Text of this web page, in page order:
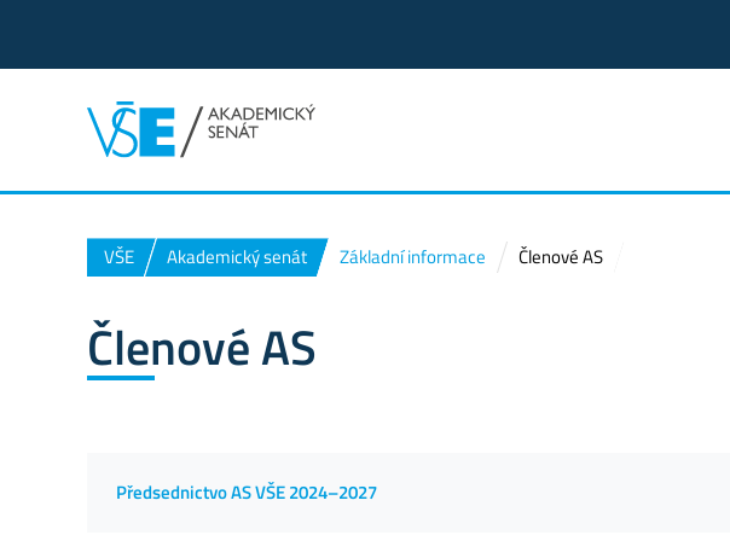
VŠE Akademický senát Základní informace Členové AS
Členové AS
Předsednictvo AS VŠE 2024–2027